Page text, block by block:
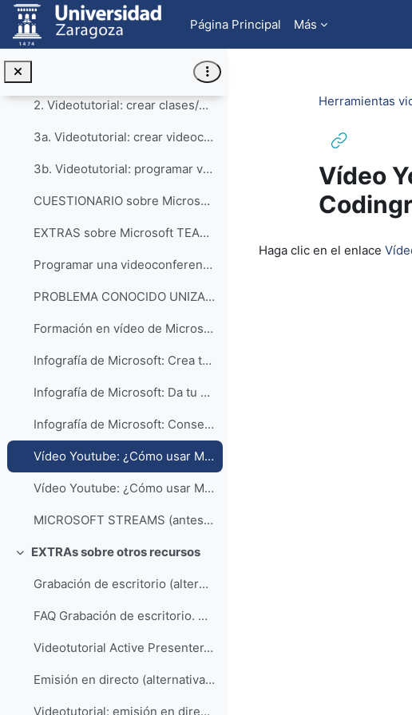
Salta al contenido principal
Página Principal
Más
Colapsar
3. Microsoft TEAMS
1. Videotutorial: Registro de cuenta unizar en Microsoft Teams / Office 365 educación
2. Videotutorial: crear clases/equipos con Teams
3a. Videotutorial: crear videoconferencias básicas con Teams
3b. Videotutorial: programar videoconferencias con Teams
CUESTIONARIO sobre Microsoft Teams
EXTRAS sobre Microsoft TEAMS
Programar una videoconferencia a través de Microsoft. SICUZ Teams
PROBLEMA CONOCIDO UNIZAR: NO APARECE EL CALENDARIO...
Formación en vídeo de Microsoft relativa a Teams. Microsoft
Infografía de Microsoft: Crea tu clase
Infografía de Microsoft: Da tu clase
Infografía de Microsoft: Consejos útiles Alumnos
Vídeo Youtube: ¿Cómo usar Microsoft Teams? Codingraph
Vídeo Youtube: ¿Cómo usar Microsoft Teams para dar clases virtuales? Codingraph
MICROSOFT STREAMS (antes se guardaban ahí los videos grabados): Grabaciones de Teams ya no se cargan automáticamente en Microsoft Stream,hay que gestionarlas manualmente a partir 20/8/2020
Colapsar
EXTRAs sobre otros recursos
Grabación de escritorio (alternativa a la grabació...
FAQ Grabación de escritorio. Unizar (alternativa a la grabación en la videoconferencia)
Videotutorial Active Presenter. Ana Mancho y cols. Unizar
Emisión en directo (alternativa a videoconferencia...
Videotutorial: emisión en directo en Youtube: solo webcam
Herramientas
Vídeo
Haga clic en el enlace